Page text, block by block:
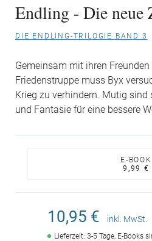
Endling - Die neue
DIE ENDLING-TRILOGIE BAND 3
Gemeinsam mit ihren
Friedenstruppe muss Byx
Krieg zu verhindern. Mutig
und Fantasie für eine bessere
E-BOOK
9,99 €
10,95 € inkl. MwSt.
Lieferzeit: 3-5 Tage, E-Books